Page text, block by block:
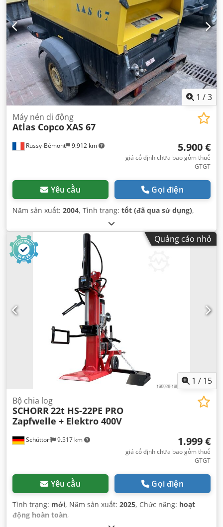
1 /3
Russy-Bémont 9.912 km
Máy nén di động
Atlas CopcoXAS 67
5.900 €
giá cố định chưa bao gồm thuế
GTGT
Yêu cầu Gọi điện
Năm sản xuất: 2004, Tình trạng: tốt (đã qua sử dụng),
Quảng cáo nhỏ
1 / 15
Schüttorf 9.517 km
Bộ chia log
SCHORR22t HS-22PE PRO
Zapfwelle + Elektro 400V
1.999 €
giá cố định chưa bao gồm thuế
GTGT
Yêu cầu Gọi điện
Tình trạng: mới, Năm sản xuất: 2025, Chức năng: hoạt
động hoàn toàn,